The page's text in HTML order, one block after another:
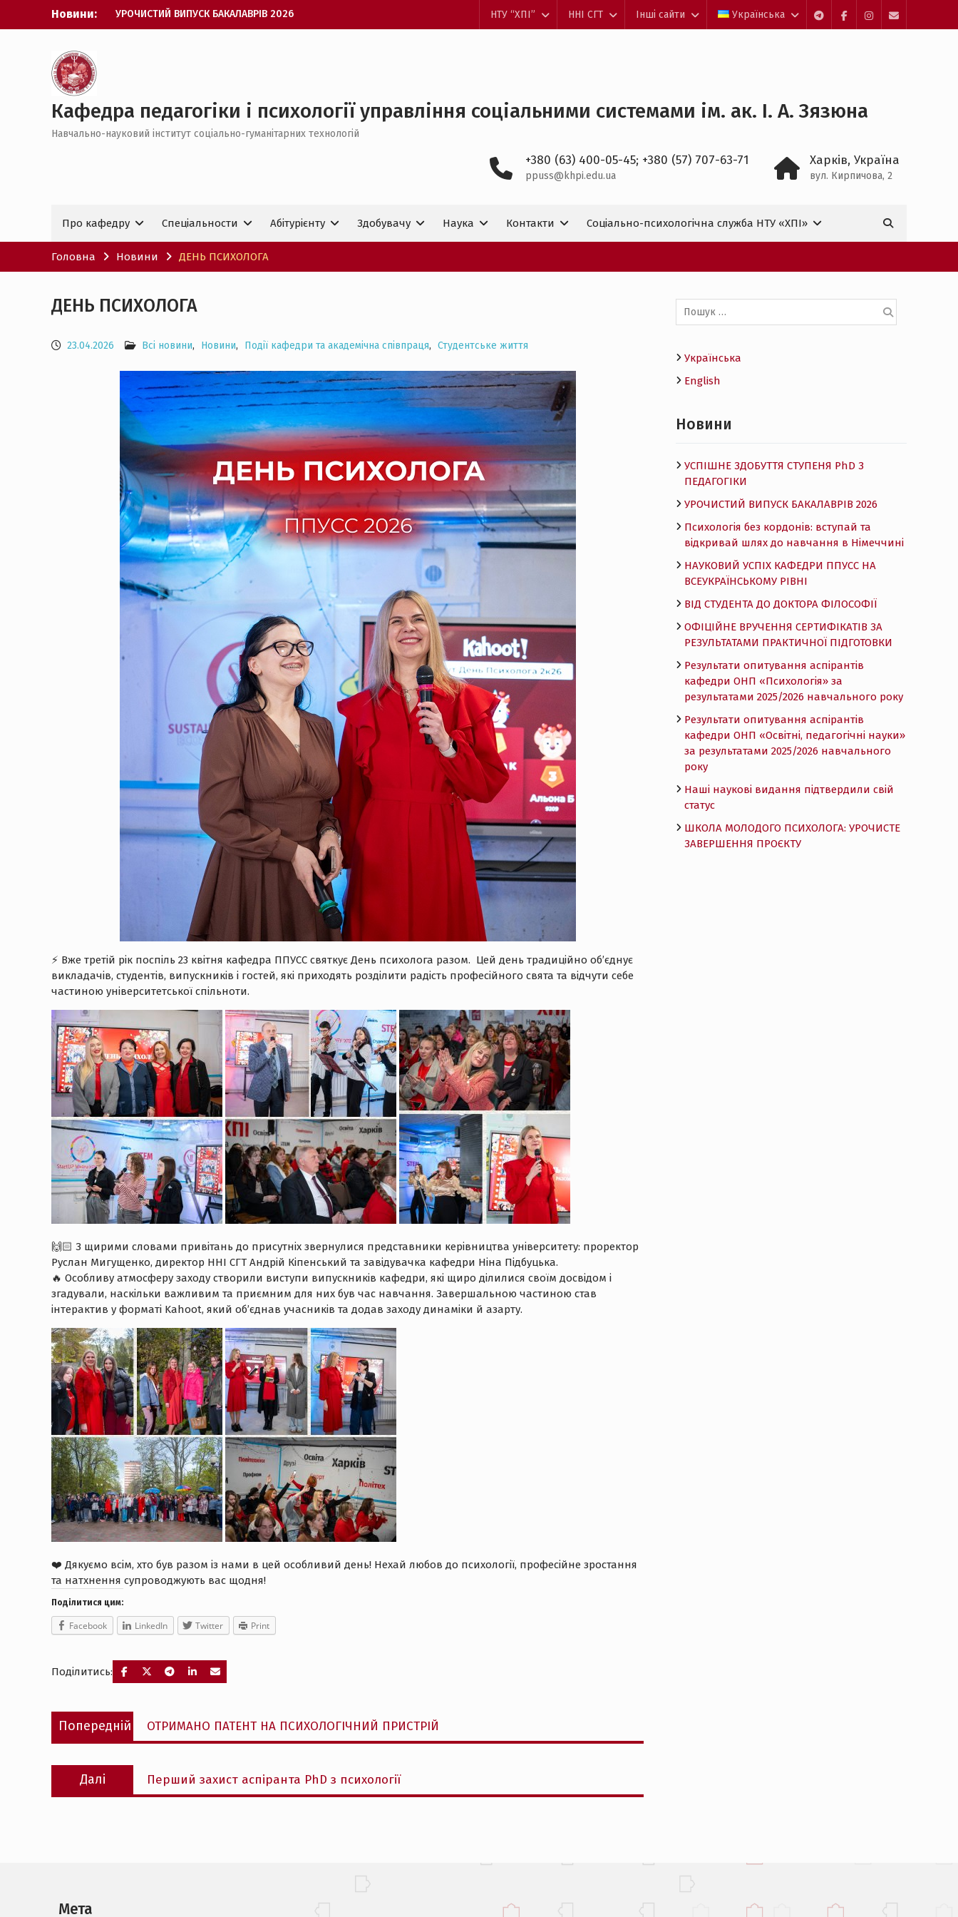
Новини:
УРОЧИСТИЙ ВИПУСК БАКАЛАВРІВ 2026
Психологія без кордонів: вступай та
ВІД СТУДЕНТА ДО ДОКТОРА ФІЛОСОФІЇ
УСПІШНЕ ЗДОБУТТЯ СТУПЕНЯ PhD З
ПЕДАГОГІКИ
TelegramfacebookInstagram
Mail
НТУ “ХПІ” ННІ СГТ Інші сайти Українська
Кафедра педагогіки і психології управління соціальними системами ім. ак. І. А. Зязюна
Навчально-науковий інститут соціально-гуманітарних технологій
+380 (63) 400-05-45; +380 (57) 707-63-71
ppuss@khpi.edu.ua
Харків, Україна
вул. Кирпичова, 2
Про кафедру Спеціальности Абітурієнту Здобувачу Наука Контакти Соціально-психологічна служба НТУ «ХПІ» 
Головна Новини ДЕНЬ ПСИХОЛОГА
ДЕНЬ ПСИХОЛОГА
23.04.2026 Всі новини, Новини, Події кафедри та академічна співпраця, Студентське життя
⚡️ Вже третій рік поспіль 23 квітня кафедра ППУСС святкує День психолога разом. Цей день традиційно об’єднує
викладачів, студентів, випускників і гостей, які приходять розділити радість професійного свята та відчути себе
частиною університетської спільноти.
🙌🏻 З щирими словами привітань до присутніх звернулися представники керівництва університету: проректор
Руслан Мигущенко, директор ННІ СГТ Андрій Кіпенський та завідувачка кафедри Ніна Підбуцька.
🔥 Особливу атмосферу заходу створили виступи випускників кафедри, які щиро ділилися своїм досвідом і
згадували, наскільки важливим та приємним для них був час навчання. Завершальною частиною став
інтерактив у форматі Kahoot, який об’єднав учасників та додав заходу динаміки й азарту.
❤️ Дякуємо всім, хто був разом із нами в цей особливий день! Нехай любов до психології, професійне зростання
та натхнення супроводжують вас щодня!
Поділитися цим:
Facebook LinkedIn Twitter Print
Поділитись:
Навігація
записів
Попередній
запис:
ОТРИМАНО ПАТЕНТ НА ПСИХОЛОГІЧНИЙ ПРИСТРІЙ
Далі
Наступний
запис:
Перший захист аспіранта PhD з психології
Пошук:
Українська
English
Новини
УСПІШНЕ ЗДОБУТТЯ СТУПЕНЯ PhD З
ПЕДАГОГІКИ
УРОЧИСТИЙ ВИПУСК БАКАЛАВРІВ 2026
Психологія без кордонів: вступай та
відкривай шлях до навчання в Німеччині
НАУКОВИЙ УСПІХ КАФЕДРИ ППУСС НА
ВСЕУКРАЇНСЬКОМУ РІВНІ
ВІД СТУДЕНТА ДО ДОКТОРА ФІЛОСОФІЇ
ОФІЦІЙНЕ ВРУЧЕННЯ СЕРТИФІКАТІВ ЗА
РЕЗУЛЬТАТАМИ ПРАКТИЧНОЇ ПІДГОТОВКИ
Результати опитування аспірантів
кафедри ОНП «Психологія» за
результатами 2025/2026 навчального року
Результати опитування аспірантів
кафедри ОНП «Освітні, педагогічні науки»
за результатами 2025/2026 навчального
року
Наші наукові видання підтвердили свій
статус
ШКОЛА МОЛОДОГО ПСИХОЛОГА: УРОЧИСТЕ
ЗАВЕРШЕННЯ ПРОЄКТУ
Мета